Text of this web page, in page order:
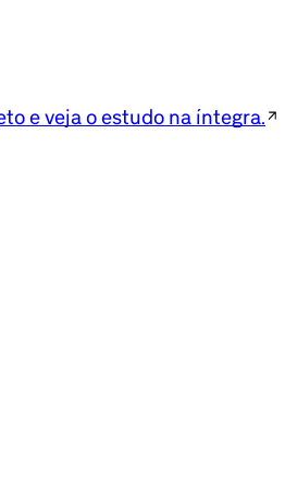
e veja o estudo na íntegra.